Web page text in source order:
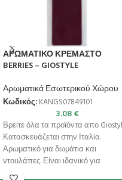
ΑΡΩΜΑΤΙΚΟ ΚΡΕΜΑΣΤΟ
BERRIES – GIOSTYLE
Αρωματικά Εσωτερικού Χώρου
Κωδικός: KANGS07849101
3.08€
Βρείτε όλα τα προϊόντα απο
Κατασκευάζεται στην Ιταλία.
Αρωματικό για δωμάτια και
ντουλάπες. Είναι ιδανικό για
οποιοδήποτε περιβάλλον: από